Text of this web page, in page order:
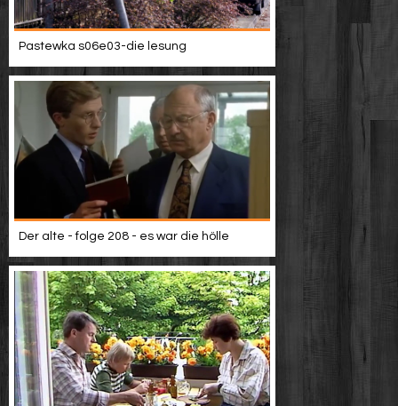
Pastewka s06e03-die lesung
Der alte - folge 208 - es war die hölle